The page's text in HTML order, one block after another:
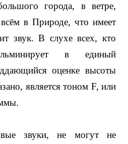
города, в ветре,
в Природе, что имеет
звук. В слухе всех, кто
в единый
оценке высоты
является тоном F, или
звуки, не могут не